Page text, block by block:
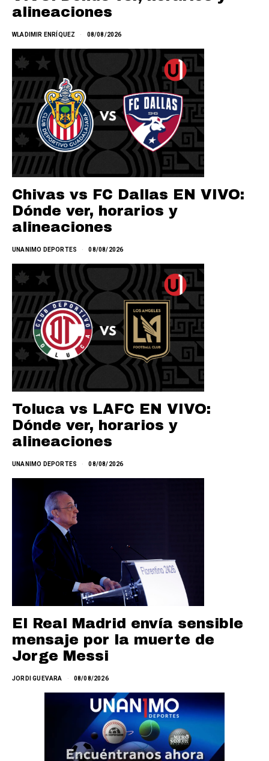
alineaciones
WLADIMIR ENRÍQUEZ 08/08/2026
Chivas vs FC Dallas EN VIVO:
Dónde ver, horarios y
alineaciones
UNANIMO DEPORTES 08/08/2026
Toluca vs LAFC EN VIVO:
Dónde ver, horarios y
alineaciones
UNANIMO DEPORTES 08/08/2026
El Real Madrid envía sensible
mensaje por la muerte de
Jorge Messi
JORDI GUEVARA 08/08/2026